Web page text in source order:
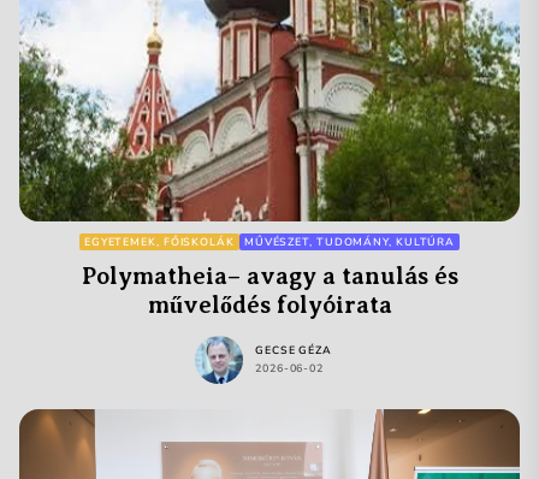
EGYETEMEK, FŐISKOLÁK MŰVÉSZET, TUDOMÁNY, KULTÚRA
Polymatheia– avagy a tanulás és
művelődés folyóirata
GECSE GÉZA
2026-06-02